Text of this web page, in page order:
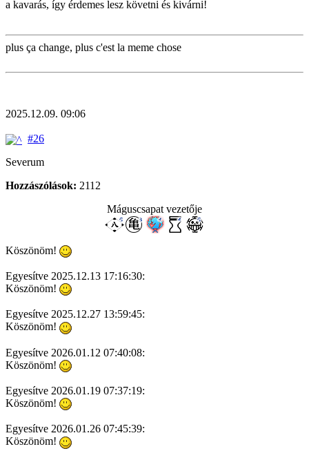
a kavarás, így érdemes lesz követni és kivárni!
plus ça change, plus c'est la meme chose
2025.12.09. 09:06
#26
Severum
Hozzászólások: 2112
Máguscsapat vezetője
Köszönöm!
Egyesítve 2025.12.13 17:16:30:
Köszönöm!
Egyesítve 2025.12.27 13:59:45:
Köszönöm!
Egyesítve 2026.01.12 07:40:08:
Köszönöm!
Egyesítve 2026.01.19 07:37:19:
Köszönöm!
Egyesítve 2026.01.26 07:45:39:
Köszönöm!